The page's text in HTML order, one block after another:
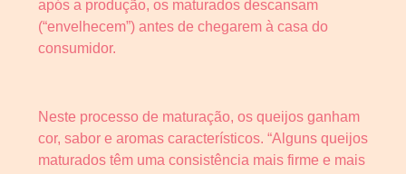
após a produção, os maturados descansam
(“envelhecem”) antes de chegarem à casa do
consumidor.
Neste processo de maturação, os queijos ganham
cor, sabor e aromas característicos. “Alguns queijos
maturados têm uma consistência mais firme e mais